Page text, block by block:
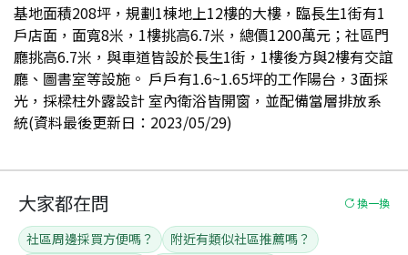
基地面積208坪，規劃1棟地上12樓的大樓，臨長生1街有1
戶店面，面寬8米，1樓挑高6.7米，總價1200萬元；社區門
廳挑高6.7米，與車道皆設於長生1街，1樓後方與2樓有交誼
廳、圖書室等設施。 戶戶有1.6~1.65坪的工作陽台，3面採
光，採樑柱外露設計 室內衛浴皆開窗，並配備當層排放系
統(資料最後更新日：2023/05/29)
大家都在問 換一換
社區周邊採買方便嗎？
附近有類似社區推薦嗎？